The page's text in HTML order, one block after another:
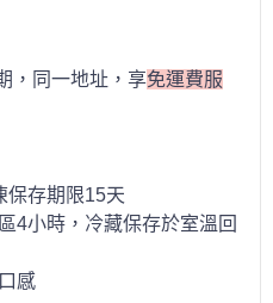
，同一地址，享免運費服
保存期限15天
4小時，冷藏保存於室溫回
感